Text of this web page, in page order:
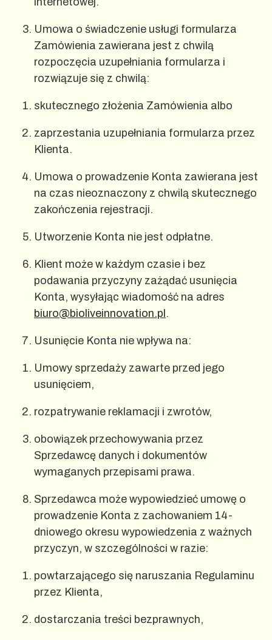
Umowa o świadczenie usługi formularza
Zamówienia zawierana jest z chwilą
rozpoczęcia uzupełniania formularza i
rozwiązuje się z chwilą:
skutecznego złożenia Zamówienia albo
zaprzestania uzupełniania formularza przez
Klienta.
Umowa o prowadzenie Konta zawierana jest
na czas nieoznaczony z chwilą skutecznego
zakończenia rejestracji.
Utworzenie Konta nie jest odpłatne.
Klient może w każdym czasie i bez
podawania przyczyny zażądać usunięcia
Konta, wysyłając wiadomość na adres
biuro@bioliveinnovation.pl .
Usunięcie Konta nie wpływa na:
Umowy sprzedaży zawarte przed jego
usunięciem,
rozpatrywanie reklamacji i zwrotów,
obowiązek przechowywania przez
Sprzedawcę danych i dokumentów
wymaganych przepisami prawa.
Sprzedawca może wypowiedzieć umowę o
prowadzenie Konta z zachowaniem 14-
dniowego okresu wypowiedzenia z ważnych
przyczyn, w szczególności w razie:
powtarzającego się naruszania Regulaminu
przez Klienta,
dostarczania treści bezprawnych,